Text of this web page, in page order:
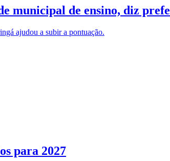
municipal de ensino, diz
ajudou a subir a pontuação.
para 2027